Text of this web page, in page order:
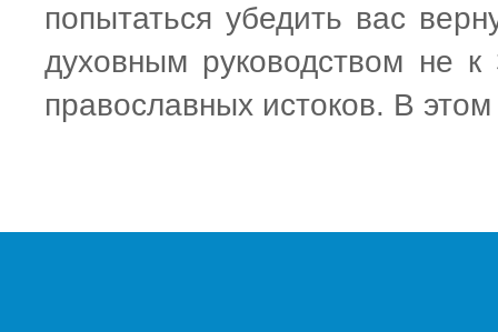
попытаться убедить вас
духовным руководством не
православных истоков. В